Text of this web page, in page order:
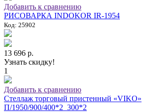
Добавить к сравнению
РИСОВАРКА INDOKOR IR-1954
Код: 25902
13 696 р.
Узнать скидку!
1
Добавить к сравнению
Стеллаж торговый пристенный «VIKO»
П/1950/900/400*2_300*2